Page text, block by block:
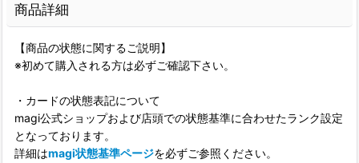
商品詳細
【商品の状態に関するご説明】
※初めて購入される方は必ずご確認下さい。
・カードの状態表記について
magi公式ショップおよび店頭での状態基準に合わせたランク設定
となっております。
詳細はmagi状態基準ページを必ずご参照ください。